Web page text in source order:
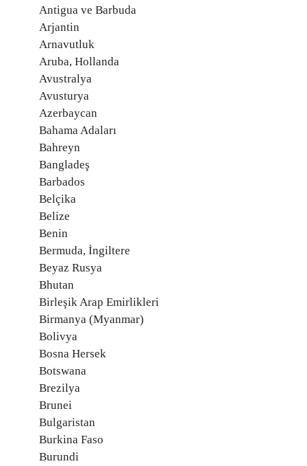
Antigua ve Barbuda
Arjantin
Arnavutluk
Aruba, Hollanda
Avustralya
Avusturya
Azerbaycan
Bahama Adaları
Bahreyn
Bangladeş
Barbados
Belçika
Belize
Benin
Bermuda, İngiltere
Beyaz Rusya
Bhutan
Birleşik Arap Emirlikleri
Birmanya (Myanmar)
Bolivya
Bosna Hersek
Botswana
Brezilya
Brunei
Bulgaristan
Burkina Faso
Burundi